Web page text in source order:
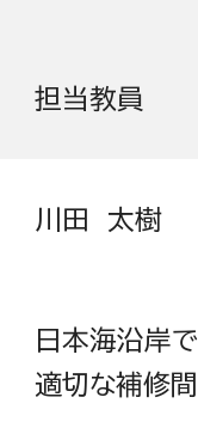
担当教員
川田 太樹
日本海沿岸
適切な補修